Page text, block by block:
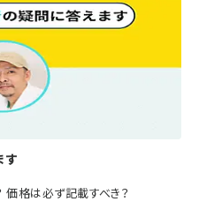
す
格は必ず記載すべき？